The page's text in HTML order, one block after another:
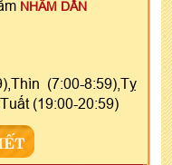
NHÂM DẦN
(7:00-8:59),Tỵ
(19:00-20:59)